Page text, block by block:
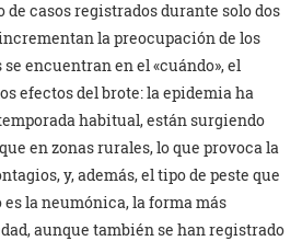
de casos registrados durante solo dos
la preocupación de los
encuentran en el «cuándo», el
efectos del brote: la epidemia ha
habitual, están surgiendo
en zonas rurales, lo que provoca la
y, además, el tipo de peste que
es la neumónica, la forma más
aunque también se han registrado